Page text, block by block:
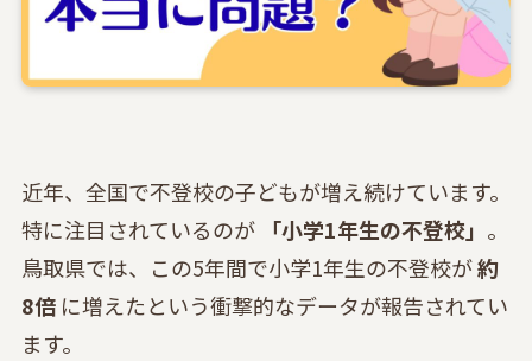
近年、全国で不登校の子どもが増え続けています。
特に注目されているのが 「小学1年生の不登校」 。
鳥取県では、この5年間で小学1年生の不登校が約
8倍に増えたという衝撃的なデータが報告されてい
ます。